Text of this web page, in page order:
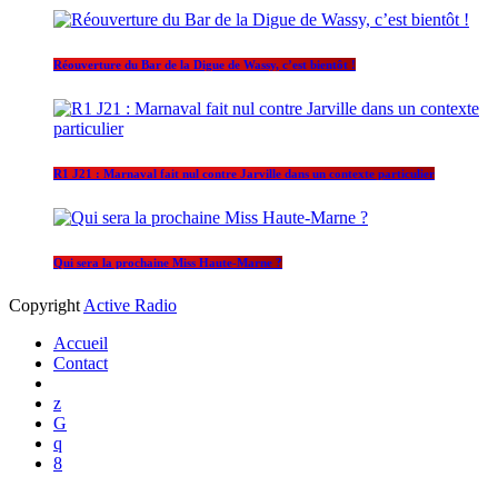
Réouverture du Bar de la Digue de Wassy, c’est bientôt !
R1 J21 : Marnaval fait nul contre Jarville dans un contexte particulier
Qui sera la prochaine Miss Haute-Marne ?
CopyrightActive Radio
Accueil
Contact